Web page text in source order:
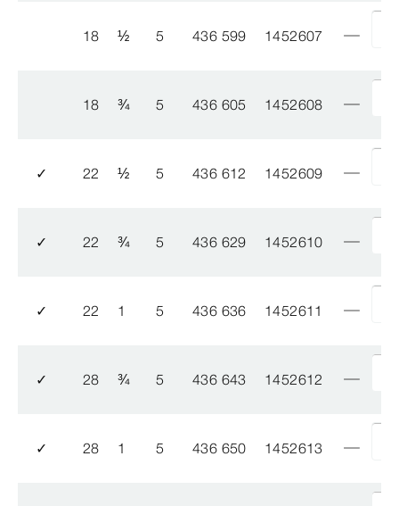
18 ½ 5 436 599 1452607
18 ¾ 5 436 605 1452608
✓ 22 ½ 5 436 612 1452609
✓ 22 ¾ 5 436 629 1452610
✓ 22 1 5 436 636 1452611
✓ 28 ¾ 5 436 643 1452612
✓ 28 1 5 436 650 1452613